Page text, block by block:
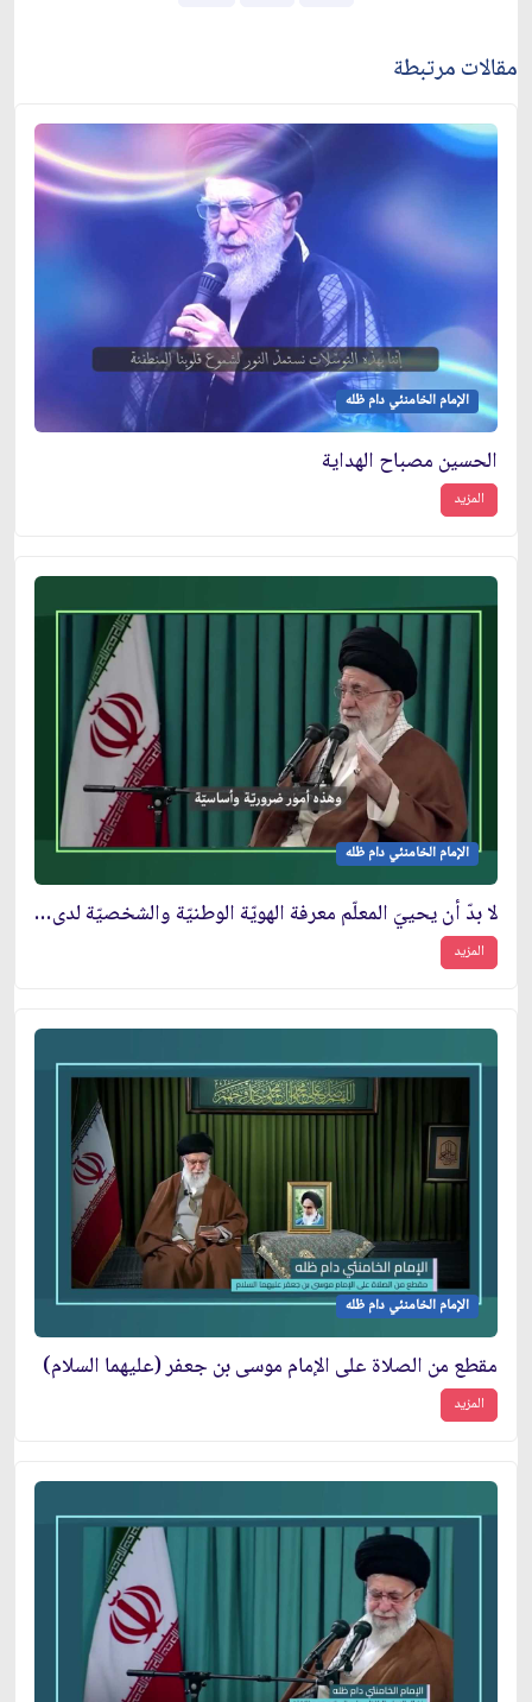
مقالات مرتبطة
الإمام الخامنئي دام ظله
الحسين مصباح الهداية
المزيد
الإمام الخامنئي دام ظله
لا بدّ أن يحييَ المعلّم معرفة الهويّة الوطنيّة والشخصيّة لدى التلميذ
المزيد
الإمام الخامنئي دام ظله
مقطع من الصلاة على الإمام موسى بن جعفر (عليهما السلام)
المزيد